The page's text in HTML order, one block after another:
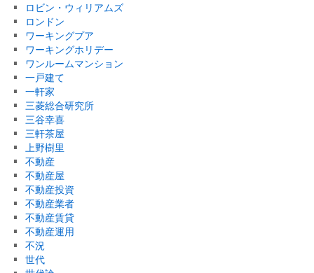
ロビン・ウィリアムズ
ロンドン
ワーキングプア
ワーキングホリデー
ワンルームマンション
一戸建て
一軒家
三菱総合研究所
三谷幸喜
三軒茶屋
上野樹里
不動産
不動産屋
不動産投資
不動産業者
不動産賃貸
不動産運用
不況
世代